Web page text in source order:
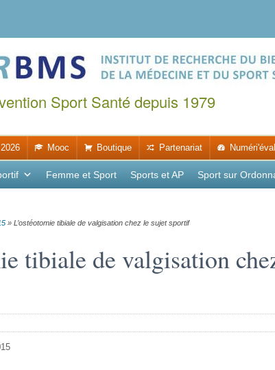
Sport Santé depuis 1979
Mooc Boutique Partenariat Numéri'éval
Femme et Sport Sports et AP Sport sur
» L’ostéotomie tibiale de valgisation chez le sujet sportif
tibiale de valgisation